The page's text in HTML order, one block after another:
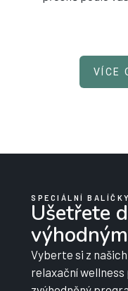
VÍCE
SPECIÁLNÍ BALÍČKY
Ušetřete
Vyberte si z
relaxační